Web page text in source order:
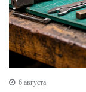
6 августа